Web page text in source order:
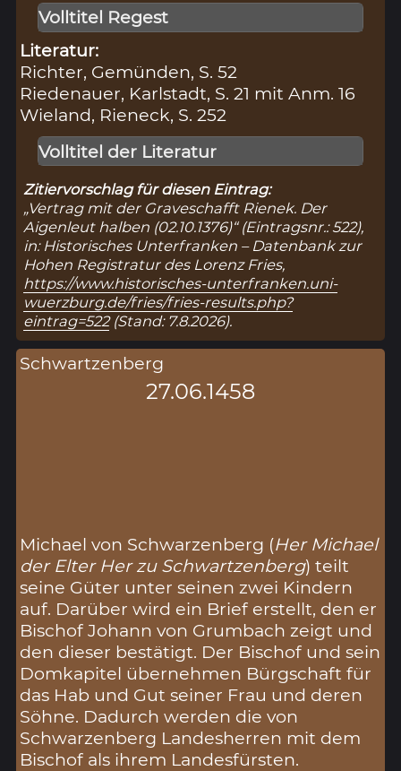
Volltitel Regest
Literatur:
Richter, Gemünden, S. 52
Riedenauer, Karlstadt, S. 21 mit Anm. 16
Wieland, Rieneck, S. 252
Volltitel der Literatur
Zitiervorschlag für diesen Eintrag:
„Vertrag mit der Graveschafft Rienek. Der
Aigenleut halben (02.10.1376)“ (Eintragsnr.: 522),
in: Historisches Unterfranken – Datenbank zur
Hohen Registratur des Lorenz Fries,
https://www.historisches-unterfranken.uni-
wuerzburg.de/fries/fries-results.php?
eintrag=522(Stand: 7.8.2026).
Schwartzenberg
27.06.1458
Michael von Schwarzenberg (Her Michael
der Elter Her zu Schwartzenberg) teilt
seine Güter unter seinen zwei Kindern
auf. Darüber wird ein Brief erstellt, den er
Bischof Johann von Grumbach zeigt und
den dieser bestätigt. Der Bischof und sein
Domkapitel übernehmen Bürgschaft für
das Hab und Gut seiner Frau und deren
Söhne. Dadurch werden die von
Schwarzenberg Landesherren mit dem
Bischof als ihrem Landesfürsten.